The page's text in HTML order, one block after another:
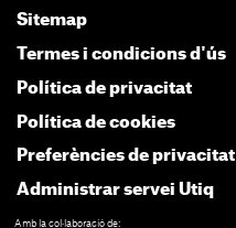
Sitemap
Termes i condicions d'ús
Política de privacitat
Política de cookies
Preferències de privacitat
Administrar servei Utiq
Amb la col·laboració de: